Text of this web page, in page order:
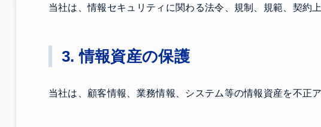
当社は、情報セキュリティに関わる法令、規制、規範、契約
3. 情報資産の保護
当社は、顧客情報、業務情報、システム等の情報資産を不正